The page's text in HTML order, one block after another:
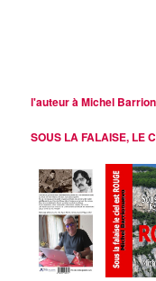
l'auteur à Michel
SOUS LA FALAISE, LE